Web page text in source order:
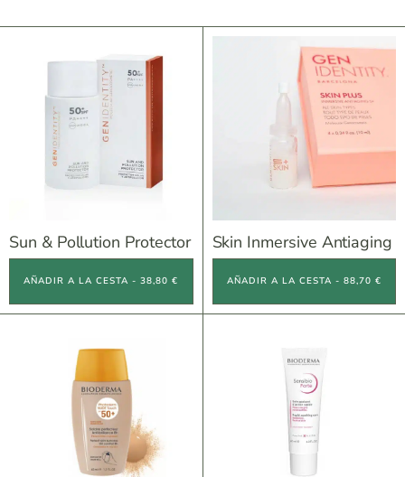
Sun & Pollution Protector
AÑADIR A LA CESTA - 38,80 €
Skin Inmersive Antiaging
AÑADIR A LA CESTA - 88,70 €